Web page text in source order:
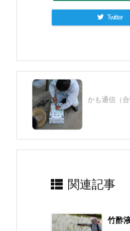
Twitter
かも通信（
関連記事
竹酢